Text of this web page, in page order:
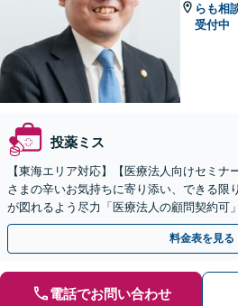
らも相
受付中
投薬ミス
【東海エリア対応】【医療法人向けセミナ
さまの辛いお気持ちに寄り添い、できる限
が図れるよう尽力「医療法人の顧問契約可
故など、介護事故のご相談も対応【休日・
料金表を見る
電話でお問い合わせ